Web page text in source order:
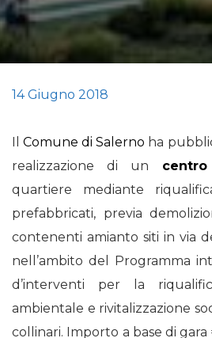
14 Giugno 2018
IlComune di Salerno ha
realizzazione di un
quartiere mediante
prefabbricati, previa
contenenti amianto siti in via
nell’ambito del Programma
d’interventi per la
ambientale e rivitalizzazione
collinari. Importo a base di gara